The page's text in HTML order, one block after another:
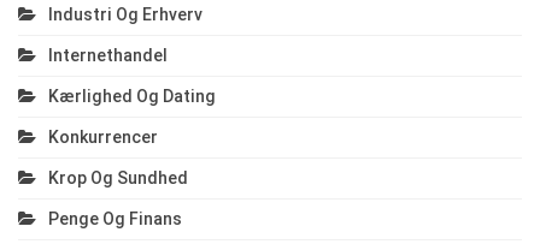
Industri Og Erhverv
Internethandel
Kærlighed Og Dating
Konkurrencer
Krop Og Sundhed
Penge Og Finans